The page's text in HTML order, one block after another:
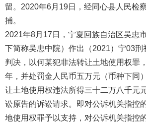
留。2020年6月19日，经同心县人民检
捕。
2021年8月17日，宁夏回族自治区吴忠
下简称吴忠中院）作出（2021）宁03刑
判决，以何某犯非法转让土地使用权罪
年，并处罚金人民币五万元（币种下同
让土地使用权违法所得三十二万八千元
讼原告的诉讼请求。即对公诉机关指控
地使用权罪予以支持，对公诉机关指控